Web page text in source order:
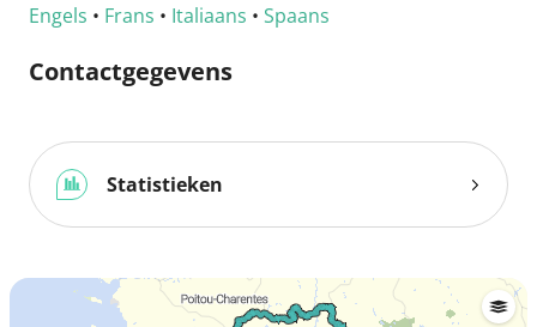
Engels • Frans • Italiaans • Spaans
Contactgegevens
Statistieken